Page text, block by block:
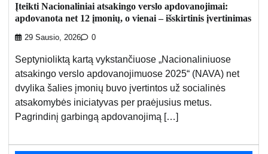
Įteikti Nacionaliniai atsakingo verslo apdovanojimai:
apdovanota net 12 įmonių, o vienai – išskirtinis įvertinimas
29 Sausio, 2026 0
Septynioliktą kartą vykstančiuose „Nacionaliniuose
atsakingo verslo apdovanojimuose 2025“ (NAVA) net
dvylika šalies įmonių buvo įvertintos už socialinės
atsakomybės iniciatyvas per praėjusius metus.
Pagrindinį garbingą apdovanojimą […]